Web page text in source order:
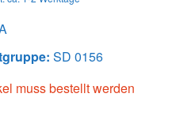
SD 0156
muss bestellt werden